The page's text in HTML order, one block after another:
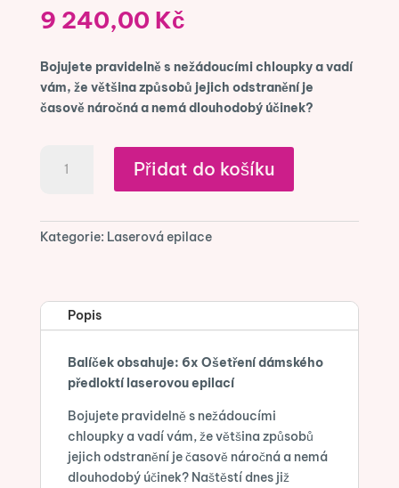
9 240,00 Kč
Bojujete pravidelně s nežádoucími chloupky a vadí
vám, že většina způsobů jejich odstranění je
časově náročná a nemá dlouhodobý účinek?
Laserová
předloktí
Přidat do košíku
Kategorie: Laserová epilace
Popis
Balíček obsahuje: 6x Ošetření dámského
předloktí laserovou epilací
Bojujete pravidelně s nežádoucími
chloupky a vadí vám, že většina způsobů
jejich odstranění je časově náročná a nemá
dlouhodobý účinek? Naštěstí dnes již